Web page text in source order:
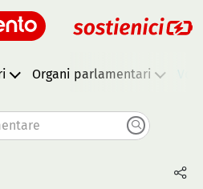
Organi parlamentari